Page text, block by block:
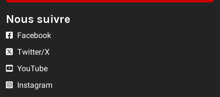
Nous suivre
Facebook
Twitter/X
YouTube
Instagram